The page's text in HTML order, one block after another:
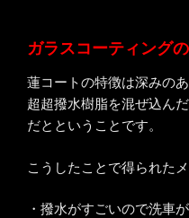
ガラスコーティング
蓮コートの特徴は深みの
超超撥水樹脂を混ぜ込ん
だとということです。
こうしたことで得られた
・撥水がすごいので洗車